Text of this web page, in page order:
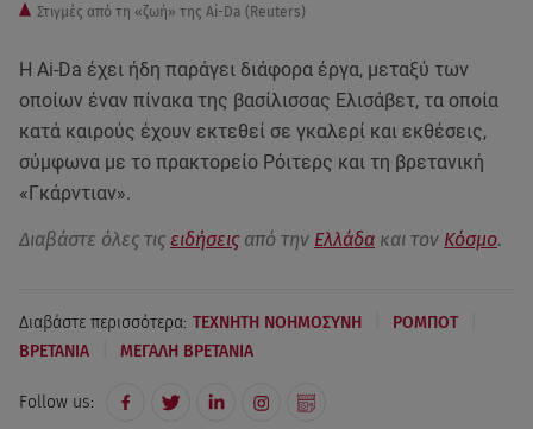
Στιγμές από τη «ζωή» της Ai-Da (Reuters)
Η Ai-Da έχει ήδη παράγει διάφορα έργα, μεταξύ των
οποίων έναν πίνακα της βασίλισσας Ελισάβετ, τα οποία
κατά καιρούς έχουν εκτεθεί σε γκαλερί και εκθέσεις,
σύμφωνα με το πρακτορείο Ρόιτερς και τη βρετανική
«Γκάρντιαν».
Διαβάστε όλες τις ειδήσεις από την Ελλάδα και τον Κόσμο.
Διαβάστε περισσότερα: ΤΕΧΝΗΤΗ ΝΟΗΜΟΣΥΝΗ ΡΟΜΠΟΤ
ΒΡΕΤΑΝΙΑ ΜΕΓΑΛΗ ΒΡΕΤΑΝΙΑ
Follow us: